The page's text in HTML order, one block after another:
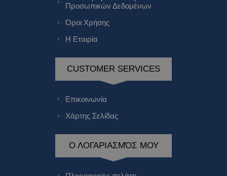
Προσωπικών Δεδομένων
Όροι Χρήσης
Η Εταιρία
CUSTOMER SERVICES
Επικοινωνία
Χάρτης Σελίδας
Ο ΛΟΓΑΡΙΑΣΜΌΣ ΜΟΥ